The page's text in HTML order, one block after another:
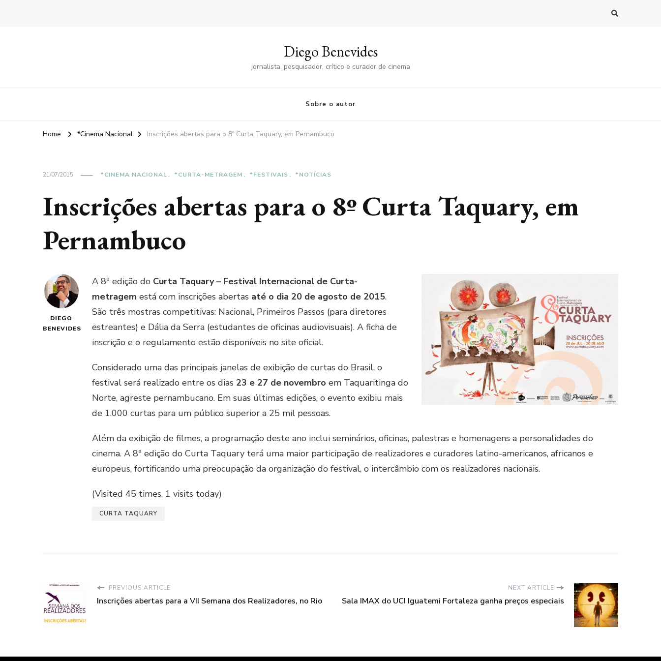
Diego Benevides
jornalista, pesquisador, crítico e curador de cinema
Sobre o autor
Home *Cinema Nacional Inscrições abertas para o 8º Curta Taquary, em Pernambuco
21/07/2015 *CINEMA NACIONAL *CURTA-METRAGEM *FESTIVAIS *NOTÍCIAS
Inscrições abertas para o 8º Curta Taquary, em
Pernambuco
DIEGO
BENEVIDES
A 8ª edição do Curta Taquary – Festival Internacional de Curta-
metragem está com inscrições abertas até o dia 20 de agosto de 2015.
São três mostras competitivas: Nacional, Primeiros Passos (para diretores
estreantes) e Dália da Serra (estudantes de oficinas audiovisuais). A ficha de
inscrição e o regulamento estão disponíveis no site oficial.
Considerado uma das principais janelas de exibição de curtas do Brasil, o
festival será realizado entre os dias 23 e 27 de novembro em Taquaritinga do
Norte, agreste pernambucano. Em suas últimas edições, o evento exibiu mais
de 1.000 curtas para um público superior a 25 mil pessoas.
Além da exibição de filmes, a programação deste ano inclui seminários, oficinas, palestras e homenagens a personalidades do
cinema. A 8ª edição do Curta Taquary terá uma maior participação de realizadores e curadores latino-americanos, africanos e
europeus, fortificando uma preocupação da organização do festival, o intercâmbio com os realizadores nacionais.
(Visited 45 times, 1 visits today)
CURTA TAQUARY
PREVIOUS ARTICLE
Inscrições abertas para a VII Semana dos Realizadores, no Rio
NEXT ARTICLE
Sala IMAX do UCI Iguatemi Fortaleza ganha preços especiais